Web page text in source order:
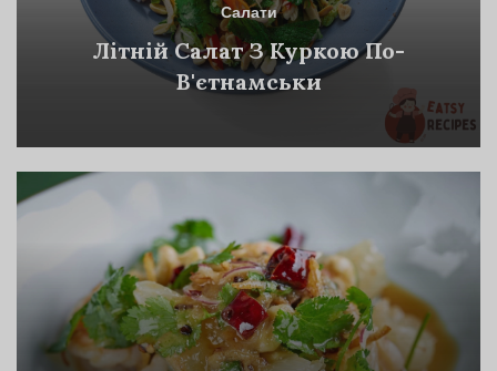
Салати
Літній Салат З Куркою По-
В'єтнамськи